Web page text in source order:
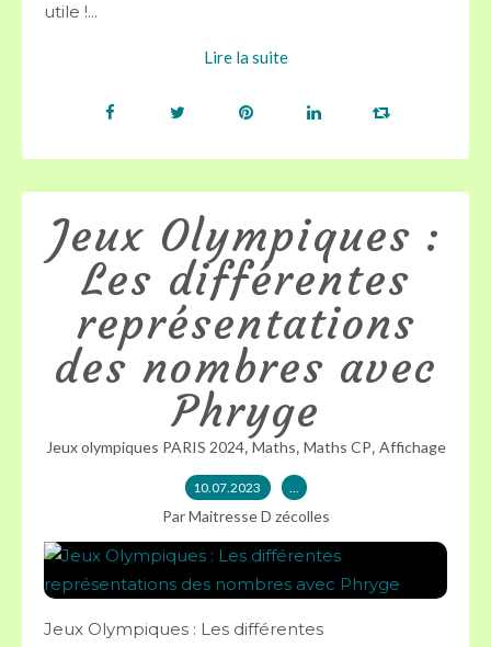
utile !...
Lire la suite
Jeux Olympiques :
Les différentes
représentations
des nombres avec
Phryge
Jeux olympiques PARIS 2024, Maths, Maths CP, Affichage
10.07.2023 …
Par Maitresse D zécolles
Jeux Olympiques : Les différentes